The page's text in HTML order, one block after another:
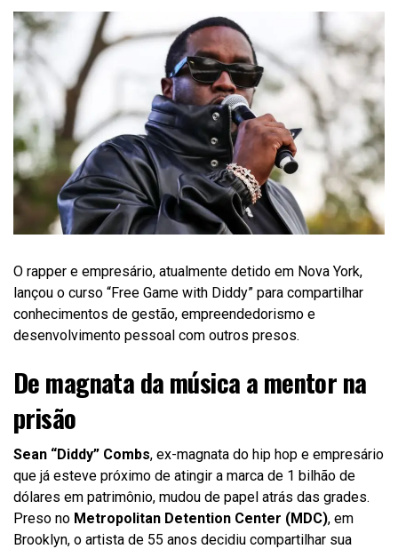
O rapper e empresário, atualmente detido em Nova York,
lançou o curso “Free Game with Diddy” para compartilhar
conhecimentos de gestão, empreendedorismo e
desenvolvimento pessoal com outros presos.
De magnata da música a mentor na
prisão
Sean “Diddy” Combs, ex-magnata do hip hop e empresário
que já esteve próximo de atingir a marca de 1 bilhão de
dólares em patrimônio, mudou de papel atrás das grades.
Preso no Metropolitan Detention Center (MDC), em
Brooklyn, o artista de 55 anos decidiu compartilhar sua